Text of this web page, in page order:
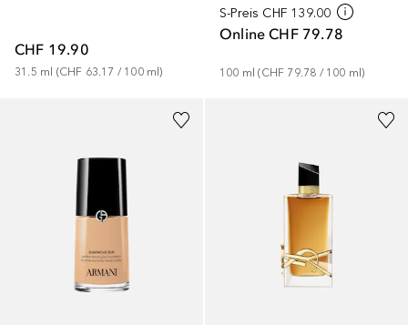
CHF 19.90
31.5 ml (CHF 63.17 / 100 ml)
S-Preis CHF 139.00
Online CHF 79.78
100 ml (CHF 79.78 / 100 ml)
+45